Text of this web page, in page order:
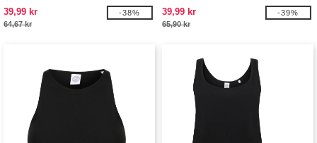
39,99 kr
64,67 kr
-38%
39,99 kr
65,90 kr
-39%